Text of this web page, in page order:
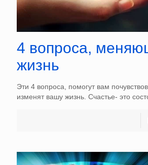
4 вопроса,
жизнь
Эти 4 вопроса, помогут вам
изменят вашу жизнь. Счастье- это